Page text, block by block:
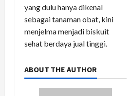
yang dulu hanya dikenal
sebagai tanaman obat, kini
menjelma menjadi biskuit
sehat berdaya jual tinggi.
ABOUT THE AUTHOR